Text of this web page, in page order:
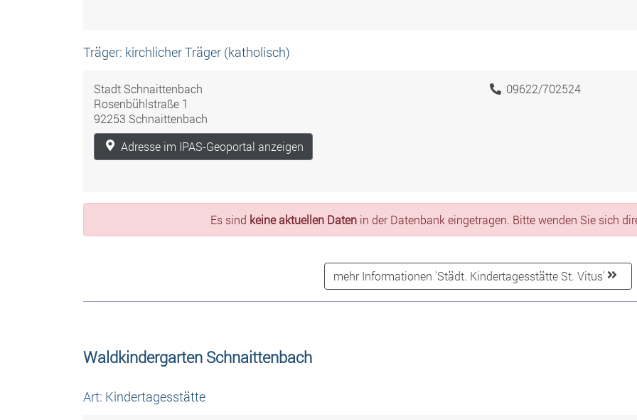
Träger: kirchlicher Träger (katholisch)
Stadt Schnaittenbach
Rosenbühlstraße 1
92253 Schnaittenbach
Adresse im IPAS-Geoportal anzeigen
09622/702524
Es sind keine aktuellen Datenin der Datenbank eingetragen. Bitte wenden Sie sich
mehr Informationen 'Städt. Kindertagesstätte St. Vitus'
Waldkindergarten Schnaittenbach
Art: Kindertagesstätte